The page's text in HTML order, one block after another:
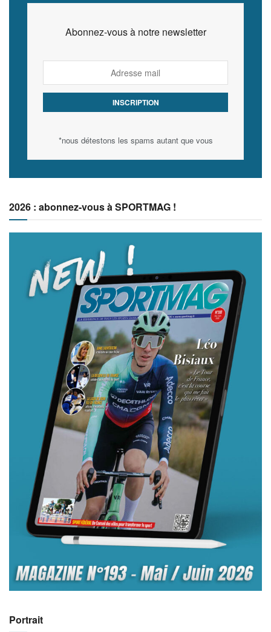
Abonnez-vous à notre newsletter
*nous détestons les spams autant que vous
2026 : abonnez-vous à SPORTMAG !
Portrait